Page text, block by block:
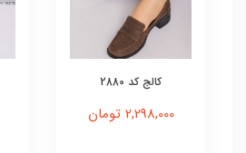
کالج کد 2880
2,298,000 تومان